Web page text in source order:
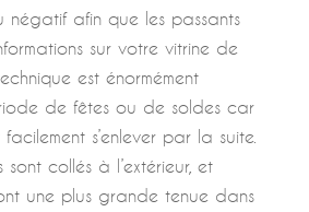
négatif afin que les passants
sur votre vitrine de
est énormément
de fêtes ou de soldes car
s’enlever par la suite.
sont collés à l’extérieur, et
une plus grande tenue dans